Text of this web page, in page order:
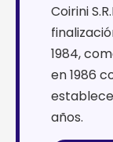
Coirini
1984,
en 1986
años.